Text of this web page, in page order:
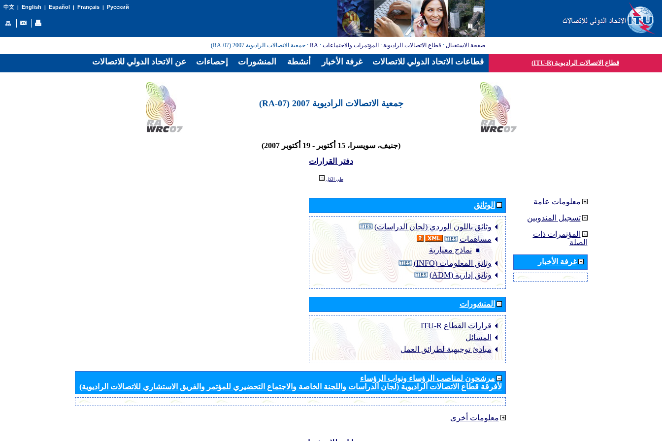
中文| English | Español | Français| Русский
صفحة الاستقبال: قطاع الاتصالات الراديوية: المؤتمرات والاجتماعات:
RA: جمعية الاتصالات الراديوية 2007 (RA-07)
قطاع الاتصالات الراديوية (ITU-R)
جمعية الاتصالات الراديوية 2007 (RA-07)
(جنيف، سويسرا، 15 أكتوبر - 19 أكتوبر 2007)
دفتر القرارات
طي الكل
الوثائق
وثائق باللون الوردي (لجان الدراسات)
مساهمات
نماذج معيارية
وثائق المعلومات (INFO)
وثائق إدارية (ADM)
المنشورات
قرارات القطاع ‏ITU-R
المسائل
مبادئ توجيهية لطرائق العمل
مرشحون لمناصب الرؤساء ونواب الرؤساء
لأفرقة قطاع الاتصالات الراديوية (لجان الدراسات واللجنة الخاصة والاجتماع التحضيري للمؤتمر والفريق الاستشاري للاتصالات الراديوية)
معلومات أخرى
معلومات عامة
تسجيل المندوبين
المؤتمرات ذات
الصلة
غرفة الأخبار
عن الاتحاد الدولي للاتصالات إحصاءات المنشورات أنشطة غرفة الأخبار قطاعات الاتحاد الدولي للاتصالات